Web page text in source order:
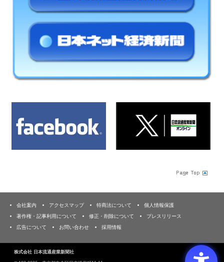
会社案内 アクセスマップ 特商法について
個人情報保護
著作権・記事利用について
修正・削除について
プレスリリース
広告について
お問い合わせ 採用情報
株式会社 日本流通産業新聞社